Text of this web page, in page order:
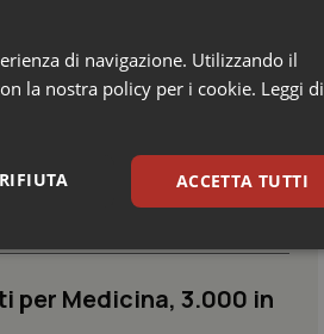
Covid, le liste
Saltano
gettonisti
il provvedimento che contiene
norme...
per Medicina, 3.000 in
di navigazione. Utilizzando il
la nostra policy per i cookie. Leggi di
ACCETTA TUTTI
RIFIUTA
Marketing